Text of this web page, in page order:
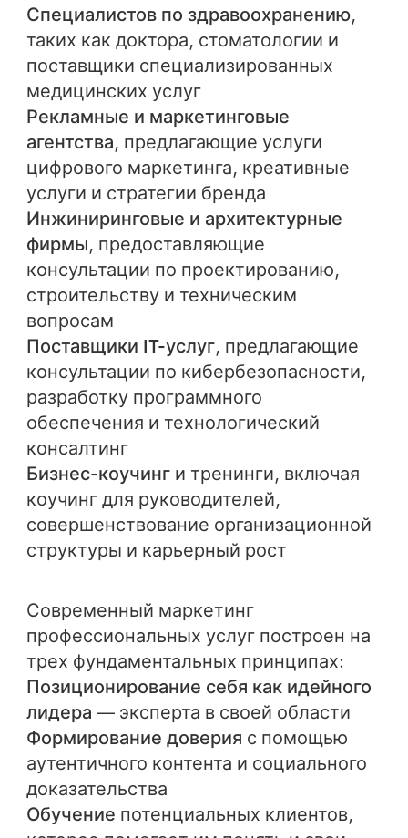
Специалистов по здравоохранению,
таких как доктора, стоматологии и
поставщики специализированных
медицинских услуг
Рекламные и маркетинговые
агентства, предлагающие услуги
цифрового маркетинга, креативные
услуги и стратегии бренда
Инжиниринговые и архитектурные
фирмы, предоставляющие
консультации по проектированию,
строительству и техническим
вопросам
Поставщики IT-услуг, предлагающие
консультации по кибербезопасности,
разработку программного
обеспечения и технологический
консалтинг
Бизнес-коучинги тренинги, включая
коучинг для руководителей,
совершенствование организационной
структуры и карьерный рост
Современный маркетинг
профессиональных услуг построен на
трех фундаментальных принципах:
Позиционирование себя как идейного
лидера — эксперта в своей области
Формирование доверия с помощью
аутентичного контента и социального
доказательства
Обучение потенциальных клиентов,